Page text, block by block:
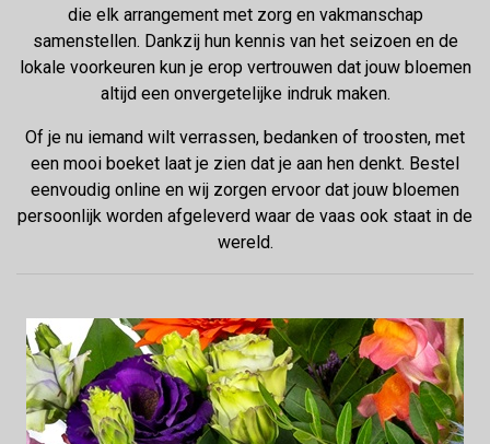
die elk arrangement met zorg en vakmanschap
samenstellen. Dankzij hun kennis van het seizoen en de
lokale voorkeuren kun je erop vertrouwen dat jouw bloemen
altijd een onvergetelijke indruk maken.
Of je nu iemand wilt verrassen, bedanken of troosten, met
een mooi boeket laat je zien dat je aan hen denkt. Bestel
eenvoudig online en wij zorgen ervoor dat jouw bloemen
persoonlijk worden afgeleverd waar de vaas ook staat in de
wereld.